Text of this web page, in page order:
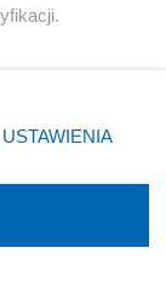
prywatności
zgody
takiemu
USTAWIENIA